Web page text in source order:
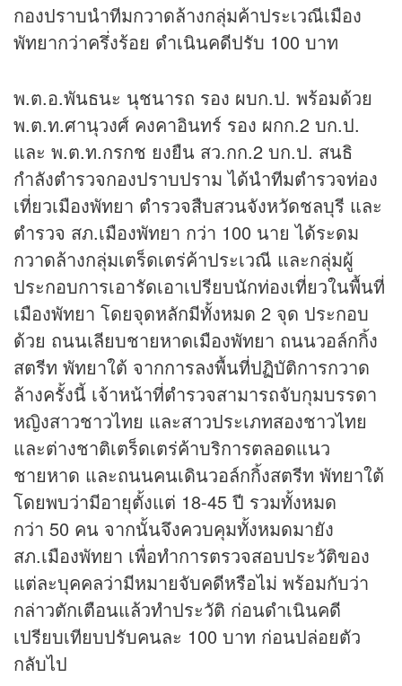
กองปราบนำทีมกวาดล้างกลุ่มค้าประเวณีเมือง
พัทยากว่าครึ่งร้อย ดำเนินคดีปรับ 100 บาท
พ.ต.อ.พันธนะ นุชนารถ รอง ผบก.ป. พร้อมด้วย
พ.ต.ท.ศานุวงศ์ คงคาอินทร์ รอง ผกก.2 บก.ป.
และ พ.ต.ท.กรกช ยงยืน สว.กก.2 บก.ป. สนธิ
กำลังตำรวจกองปราบปราม ได้นำทีมตำรวจท่อง
เที่ยวเมืองพัทยา ตำรวจสืบสวนจังหวัดชลบุรี และ
ตำรวจ สภ.เมืองพัทยา กว่า 100 นาย ได้ระดม
กวาดล้างกลุ่มเตร็ดเตร่ค้าประเวณี และกลุ่มผู้
ประกอบการเอารัดเอาเปรียบนักท่องเที่ยวในพื้นที่
เมืองพัทยา โดยจุดหลักมีทั้งหมด 2 จุด ประกอบ
ด้วย ถนนเลียบชายหาดเมืองพัทยา ถนนวอล์กกิ้ง
สตรีท พัทยาใต้ จากการลงพื้นที่ปฏิบัติการกวาด
ล้างครั้งนี้ เจ้าหน้าที่ตำรวจสามารถจับกุมบรรดา
หญิงสาวชาวไทย และสาวประเภทสองชาวไทย
และต่างชาติเตร็ดเตร่ค้าบริการตลอดแนว
ชายหาด และถนนคนเดินวอล์กกิ้งสตรีท พัทยาใต้
โดยพบว่ามีอายุตั้งแต่ 18-45 ปี รวมทั้งหมด
กว่า 50 คน จากนั้นจึงควบคุมทั้งหมดมายัง
สภ.เมืองพัทยา เพื่อทำการตรวจสอบประวัติของ
แต่ละบุคคลว่ามีหมายจับคดีหรือไม่ พร้อมกับว่า
กล่าวตักเตือนแล้วทำประวัติ ก่อนดำเนินคดี
เปรียบเทียบปรับคนละ 100 บาท ก่อนปล่อยตัว
กลับไป